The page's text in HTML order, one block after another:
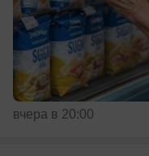
вчера в 20:00